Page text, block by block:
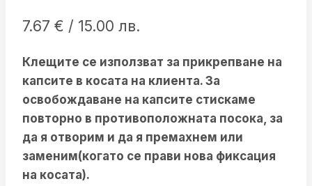
7.67 € / 15.00 лв.
Клещите се използват за прикрепване на
капсите в косата на клиента. За
освобождаване на капсите стискаме
повторно в противоположната посока, за
да я отворим и да я премахнем или
заменим(когато се прави нова фиксация
на косата).